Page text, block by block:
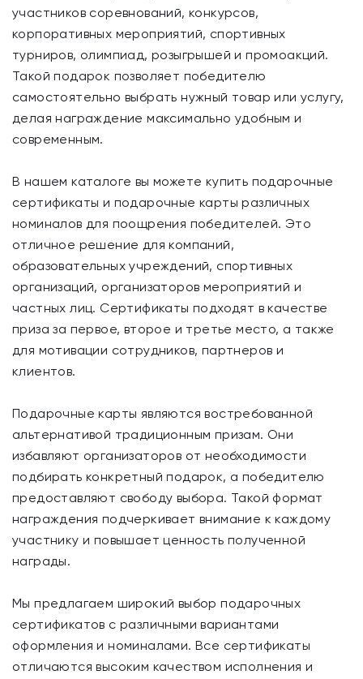
участников соревнований, конкурсов,
корпоративных мероприятий, спортивных
турниров, олимпиад, розыгрышей и промоакций.
Такой подарок позволяет победителю
самостоятельно выбрать нужный товар или услугу,
делая награждение максимально удобным и
современным.
В нашем каталоге вы можете купить подарочные
сертификаты и подарочные карты различных
номиналов для поощрения победителей. Это
отличное решение для компаний,
образовательных учреждений, спортивных
организаций, организаторов мероприятий и
частных лиц. Сертификаты подходят в качестве
приза за первое, второе и третье место, а также
для мотивации сотрудников, партнеров и
клиентов.
Подарочные карты являются востребованной
альтернативой традиционным призам. Они
избавляют организаторов от необходимости
подбирать конкретный подарок, а победителю
предоставляют свободу выбора. Такой формат
награждения подчеркивает внимание к каждому
участнику и повышает ценность полученной
награды.
Мы предлагаем широкий выбор подарочных
сертификатов с различными вариантами
оформления и номиналами. Все сертификаты
отличаются высоким качеством исполнения и